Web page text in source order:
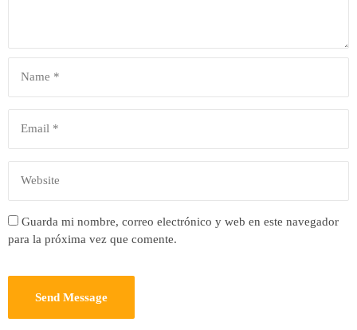
Guarda mi nombre, correo electrónico y web en este navegador
para la próxima vez que comente.